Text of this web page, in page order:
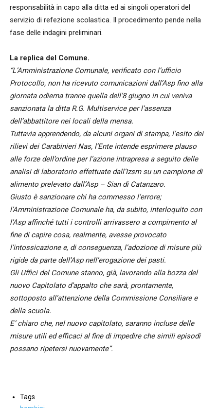
responsabilità in capo alla ditta ed ai singoli operatori del
servizio di refezione scolastica. Il procedimento pende nella
fase delle indagini preliminari.
La replica del Comune.
“L’Amministrazione Comunale, verificato con l’ufficio
Protocollo, non ha ricevuto comunicazioni dall’Asp fino alla
giornata odierna tranne quella dell’8 giugno in cui veniva
sanzionata la ditta R.G. Multiservice per l’assenza
dell’abbattitore nei locali della mensa.
Tuttavia apprendendo, da alcuni organi di stampa, l’esito dei
rilievi dei Carabinieri Nas, l’Ente intende esprimere plauso
alle forze dell’ordine per l’azione intrapresa a seguito delle
analisi di laboratorio effettuate dall’Izsm su un campione di
alimento prelevato dall’Asp – Sian di Catanzaro.
Giusto è sanzionare chi ha commesso l’errore;
l’Amministrazione Comunale ha, da subito, interloquito con
l’Asp affinché tutti i controlli arrivassero a compimento al
fine di capire cosa, realmente, avesse provocato
l’intossicazione e, di conseguenza, l’adozione di misure più
rigide da parte dell’Asp nell’erogazione dei pasti.
Gli Uffici del Comune stanno, già, lavorando alla bozza del
nuovo Capitolato d’appalto che sarà, prontamente,
sottoposto all’attenzione della Commissione Consiliare e
della scuola.
E’ chiaro che, nel nuovo capitolato, saranno incluse delle
misure utili ed efficaci al fine di impedire che simili episodi
possano ripetersi nuovamente”.
Tags